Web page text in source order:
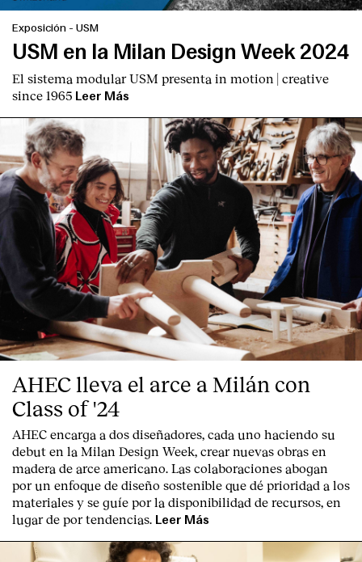
Exposición - USM
USM en la Milan Design Week 2024
El sistema modular USM presenta in motion | creative
since 1965 Leer Más
AHEC lleva el arce a Milán con
Class of '24
AHEC encarga a dos diseñadores, cada uno haciendo su
debut en la Milan Design Week, crear nuevas obras en
madera de arce americano. Las colaboraciones abogan
por un enfoque de diseño sostenible que dé prioridad a los
materiales y se guíe por la disponibilidad de recursos, en
lugar de por tendencias.
Leer Más